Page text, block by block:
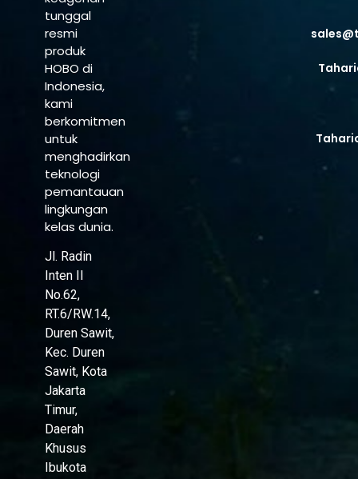
tunggal
resmi
produk
HOBO di
Indonesia,
kami
berkomitmen
untuk
menghadirkan
teknologi
pemantauan
lingkungan
kelas dunia.
Jl. Radin
Inten II
No.62,
RT.6/RW.14,
Duren Sawit,
Kec. Duren
Sawit, Kota
Jakarta
Timur,
Daerah
Khusus
Ibukota